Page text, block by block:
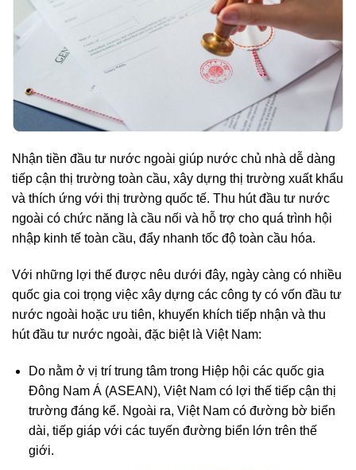
Nhận tiền đầu tư nước ngoài giúp nước chủ nhà dễ dàng
tiếp cận thị trường toàn cầu, xây dựng thị trường xuất khẩu
và thích ứng với thị trường quốc tế. Thu hút đầu tư nước
ngoài có chức năng là cầu nối và hỗ trợ cho quá trình hội
nhập kinh tế toàn cầu, đẩy nhanh tốc độ toàn cầu hóa.
Với những lợi thế được nêu dưới đây, ngày càng có nhiều
quốc gia coi trọng việc xây dựng các công ty có vốn đầu tư
nước ngoài hoặc ưu tiên, khuyến khích tiếp nhận và thu
hút đầu tư nước ngoài, đặc biệt là Việt Nam:
Do nằm ở vị trí trung tâm trong Hiệp hội các quốc gia
Đông Nam Á (ASEAN), Việt Nam có lợi thế tiếp cận thị
trường đáng kể. Ngoài ra, Việt Nam có đường bờ biển
dài, tiếp giáp với các tuyến đường biển lớn trên thế
giới.